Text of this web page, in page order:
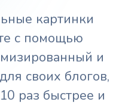
картинки
с помощью
и
своих блогов,
раз быстрее и